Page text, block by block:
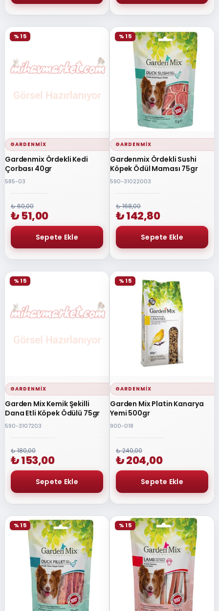
GARDENMIX
Gardenmix Ördekli Kedi
Çorbası 40gr
585-03
% 15
₺ 60,00
₺ 51,00
GARDENMIX
Gardenmix Ördekli Sushi
Köpek Ödül Maması 75gr
590-31022003
% 15
₺ 168,00
₺ 142,80
GARDENMIX
Garden Mix Kemik Şekilli
Dana Etli Köpek Ödülü 75gr
590-3107203
% 15
₺ 180,00
₺ 153,00
GARDENMIX
Garden Mix Platin Kanarya
Yemi 500gr
900-018
% 15
₺ 240,00
₺ 204,00
% 15 % 15